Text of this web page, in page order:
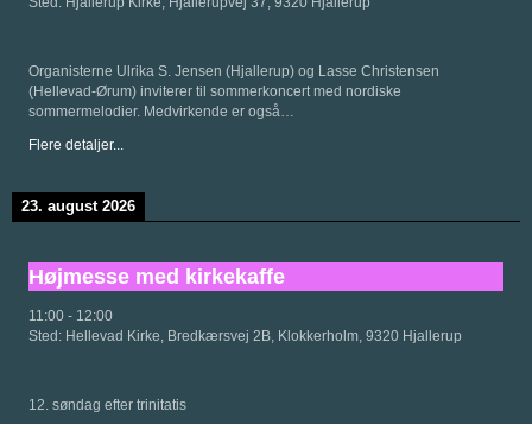
Organisterne Ulrika S. Jensen (Hjallerup) og Lasse Christensen
(Hellevad-Ørum) inviterer til sommerkoncert med nordiske
sommermelodier. Medvirkende er også…
Flere detaljer...
23. august 2026
Højmesse med kirkekaffe
11:00 - 12:00
Sted: Hellevad Kirke, Bredkærsvej 2B, Klokkerholm, 9320 Hjallerup
12. søndag efter trinitatis